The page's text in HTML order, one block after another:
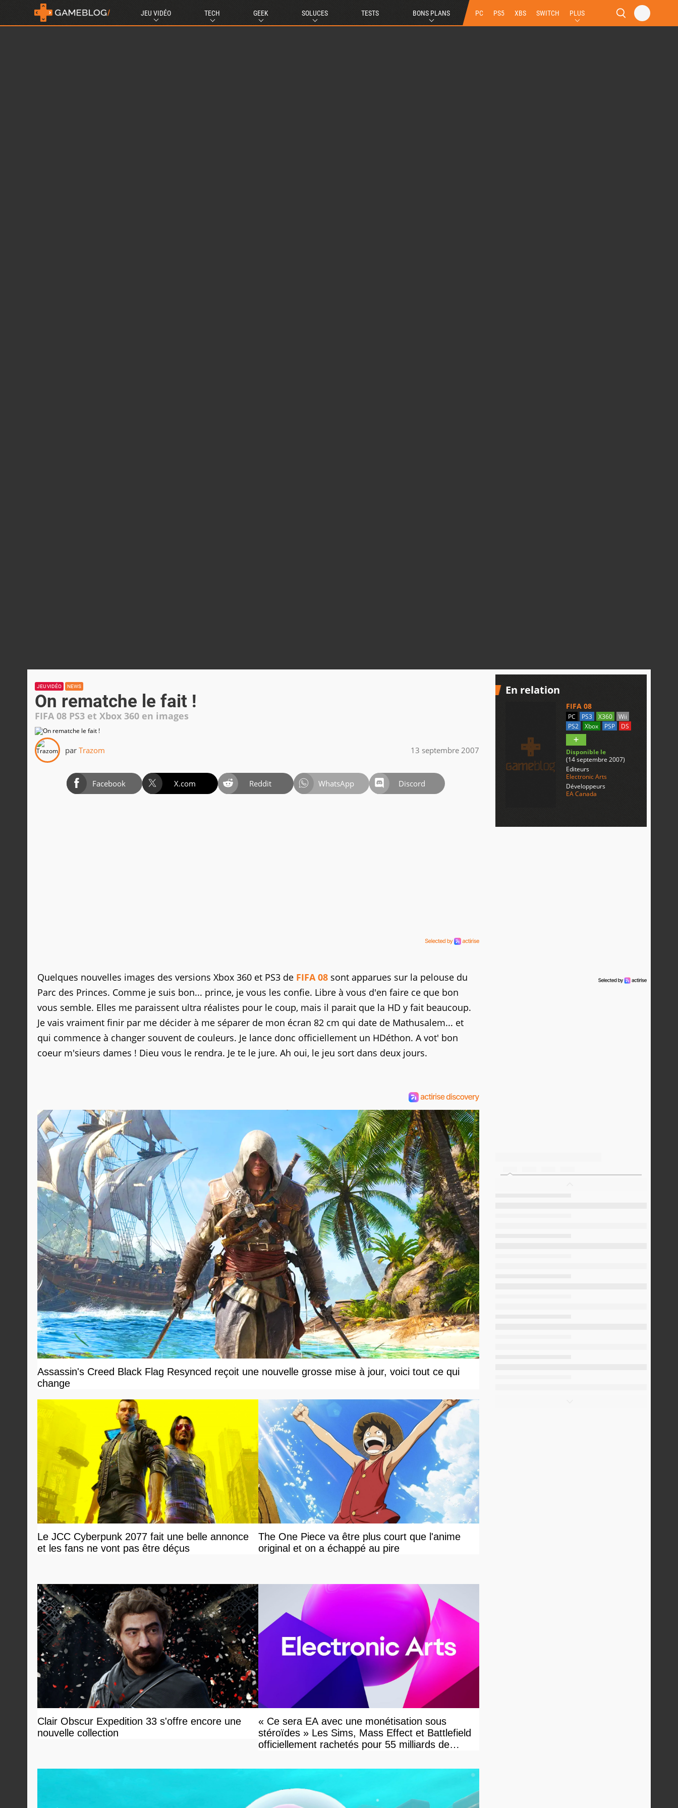
JEU VIDÉO TECH GEEK SOLUCES TESTS BONS PLANS PC PS5 XBS SWITCH PLUS
JEU VIDÉO NEWS
On rematche le fait !
FIFA 08 PS3 et Xbox 360 en images
par Trazom 13 septembre 2007
Facebook X.com Reddit WhatsApp Discord
Quelques nouvelles images des versions Xbox 360 et PS3 de FIFA 08 sont apparues sur la pelouse du
Parc des Princes. Comme je suis bon... prince, je vous les confie. Libre à vous d'en faire ce que bon
vous semble. Elles me paraissent ultra réalistes pour le coup, mais il parait que la HD y fait beaucoup.
Je vais vraiment finir par me décider à me séparer de mon écran 82 cm qui date de Mathusalem... et
qui commence à changer souvent de couleurs. Je lance donc officiellement un HDéthon. A vot' bon
coeur m'sieurs dames ! Dieu vous le rendra. Je te le jure. Ah oui, le jeu sort dans deux jours.
Assassin's Creed Black Flag Resynced reçoit une nouvelle grosse mise à jour, voici tout ce qui
change
Le JCC Cyberpunk 2077 fait une belle annonce
et les fans ne vont pas être déçus
The One Piece va être plus court que l'anime
original et on a échappé au pire
Clair Obscur Expedition 33 s'offre encore une
nouvelle collection
« Ce sera EA avec une monétisation sous
stéroïdes » Les Sims, Mass Effect et Battlefield
officiellement rachetés pour 55 milliards de
En relation
FIFA 08
PC PS3 X360
Wii
PS2
Xbox PSP DS
Disponible le
(14 septembre 2007)
Editeurs
Electronic Arts
Développeurs
EA Canada